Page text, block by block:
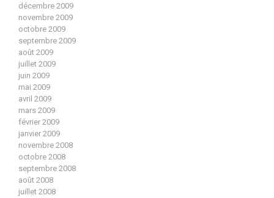
décembre 2009
novembre 2009
octobre 2009
septembre 2009
août 2009
juillet 2009
juin 2009
mai 2009
avril 2009
mars 2009
février 2009
janvier 2009
novembre 2008
octobre 2008
septembre 2008
août 2008
juillet 2008